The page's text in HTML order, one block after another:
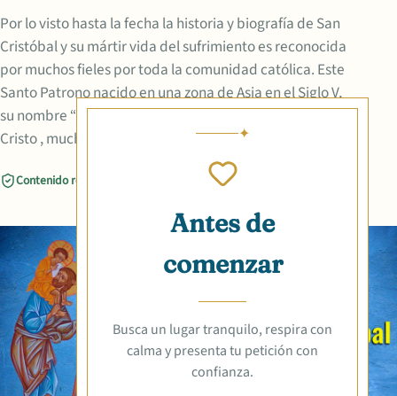
Por lo visto hasta la fecha la historia y biografía de San
Cristóbal y su mártir vida del sufrimiento es reconocida
por muchos fieles por toda la comunidad católica. Este
Santo Patrono nacido en una zona de Asia en el Siglo V,
su nombre “Cristóbal” fue dado por ser el portador de
Cristo , muchos lo admiraban por ser un
Contenido revisado
Antes de
comenzar
Busca un lugar tranquilo, respira con
calma y presenta tu petición con
confianza.